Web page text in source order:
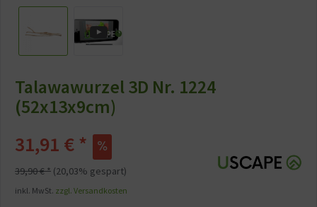
Talawawurzel 3D Nr. 1224
(52x13x9cm)
31,91 € *
39,90 € * (20,03% gespart)
inkl. MwSt. zzgl. Versandkosten